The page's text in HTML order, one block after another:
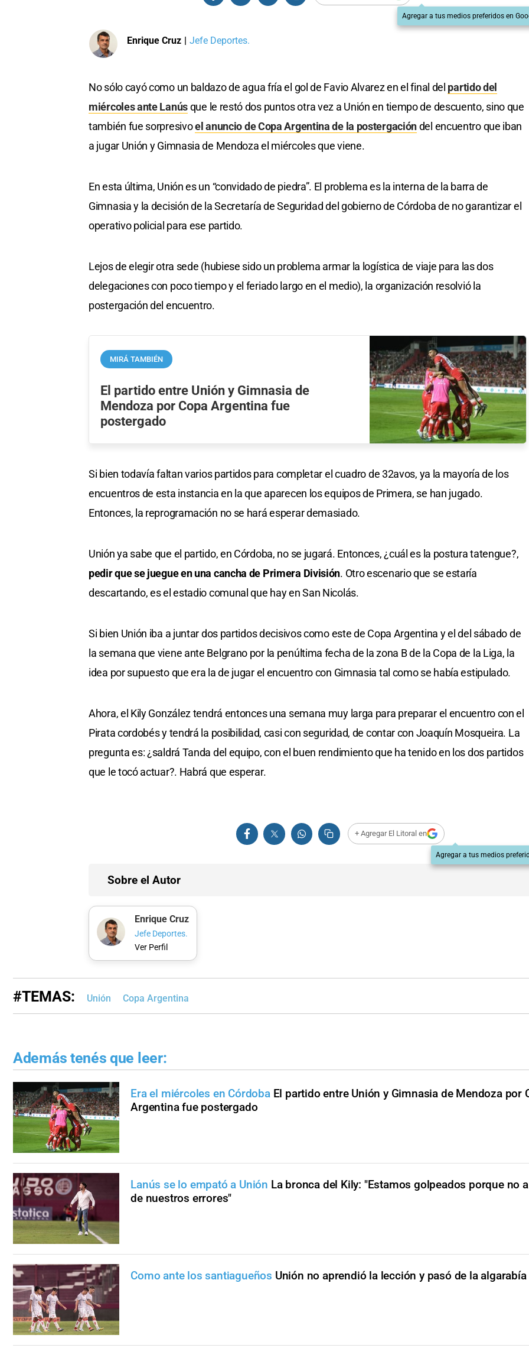
Agregar a tus medios preferidos en
Enrique Cruz | Jefe Deportes.
No sólo cayó como un baldazo de agua fría el gol de Favio Alvarez en el final del partido del
miércoles ante Lanúsque le restó dos puntos otra vez a Unión en tiempo de descuento, sino que
también fue sorpresivoel anuncio de Copa Argentina de la postergacióndel encuentro que iban
a jugar Unión y Gimnasia de Mendoza el miércoles que viene.
En esta última, Unión es un “convidado de piedra”. El problema es la interna de la barra de
Gimnasia y la decisión de la Secretaría de Seguridad del gobierno de Córdoba de no garantizar el
operativo policial para ese partido.
Lejos de elegir otra sede (hubiese sido un problema armar la logística de viaje para las dos
delegaciones con poco tiempo y el feriado largo en el medio), la organización resolvió la
postergación del encuentro.
MIRÁ TAMBIÉN
El partido entre Unión y Gimnasia de
Mendoza por Copa Argentina fue
postergado
Si bien todavía faltan varios partidos para completar el cuadro de 32avos, ya la mayoría de los
encuentros de esta instancia en la que aparecen los equipos de Primera, se han jugado.
Entonces, la reprogramación no se hará esperar demasiado.
Unión ya sabe que el partido, en Córdoba, no se jugará. Entonces, ¿cuál es la postura tatengue?,
pedir que se juegue en una cancha de Primera División. Otro escenario que se estaría
descartando, es el estadio comunal que hay en San Nicolás.
Si bien Unión iba a juntar dos partidos decisivos como este de Copa Argentina y el del sábado de
la semana que viene ante Belgrano por la penúltima fecha de la zona B de la Copa de la Liga, la
idea por supuesto que era la de jugar el encuentro con Gimnasia tal como se había estipulado.
Ahora, el Kily González tendrá entonces una semana muy larga para preparar el encuentro con el
Pirata cordobés y tendrá la posibilidad, casi con seguridad, de contar con Joaquín Mosqueira. La
pregunta es: ¿saldrá Tanda del equipo, con el buen rendimiento que ha tenido en los dos partidos
que le tocó actuar?. Habrá que esperar.
+ Agregar El Litoral en
Agregar a tus medios
Sobre el Autor
Enrique Cruz
Jefe Deportes.
Ver Perfil
#TEMAS: Unión Copa Argentina
Además tenés que leer:
Era el miércoles en Córdoba El partido entre Unión y Gimnasia de Mendoza por
Argentina fue postergado
Lanús se lo empató a Unión La bronca del Kily: "Estamos golpeados porque no
de nuestros errores"
Como ante los santiagueños Unión no aprendió la lección y pasó de la